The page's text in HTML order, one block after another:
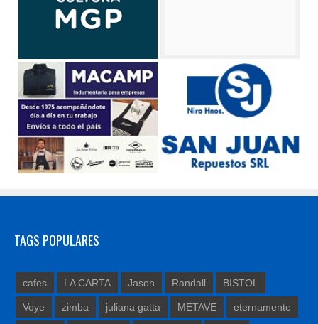
TAGS POPULARES
cafes LA CARTA Jason Randall BISTOL
Voye zimba juliana gatta METAVE eternamente